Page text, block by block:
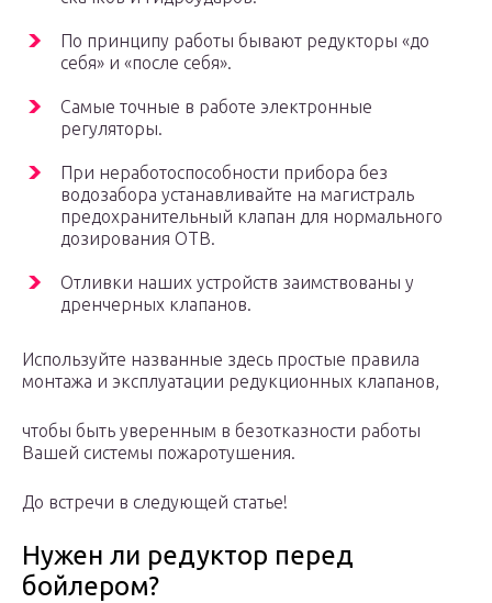
По принципу работы бывают редукторы «до
себя» и «после себя».
Самые точные в работе электронные
регуляторы.
При неработоспособности прибора без
водозабора устанавливайте на магистраль
предохранительный клапан для нормального
дозирования ОТВ.
Отливки наших устройств заимствованы у
дренчерных клапанов.
Используйте названные здесь простые правила
монтажа и эксплуатации редукционных клапанов,
чтобы быть уверенным в безотказности работы
Вашей системы пожаротушения.
До встречи в следующей статье!
Нужен ли редуктор перед
бойлером?